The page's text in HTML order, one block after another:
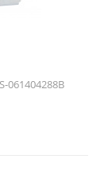
061404288B